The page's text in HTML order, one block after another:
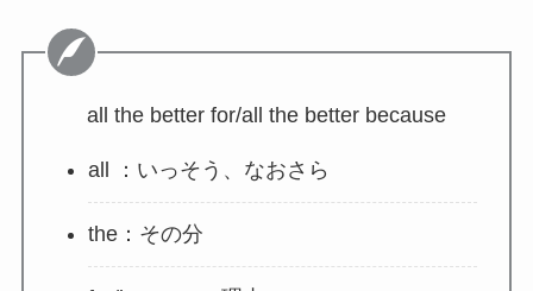
all the better for/all the better because
all ：いっそう、なおさら
the：その分